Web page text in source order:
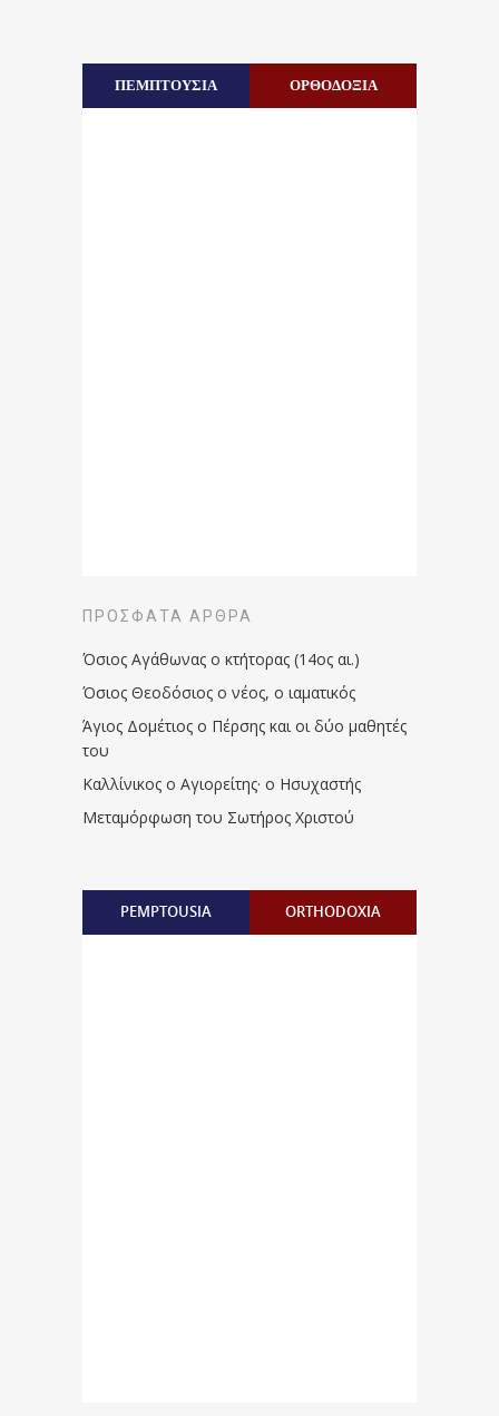
ΠΕΜΠΤΟΥΣΙΑ ΟΡΘΟΔΟΞΙΑ
ΠΡΌΣΦΑΤΑ ΆΡΘΡΑ
Όσιος Αγάθωνας ο κτήτορας (14ος αι.)
Όσιος Θεοδόσιος ο νέος, ο ιαματικός
Άγιος Δομέτιος ο Πέρσης και οι δύο μαθητές
του
Καλλίνικος ο Αγιορείτης · ο Ησυχαστής
Μεταμόρφωση του Σωτήρος Χριστού
PEMPTOUSIA ORTHODOXIA